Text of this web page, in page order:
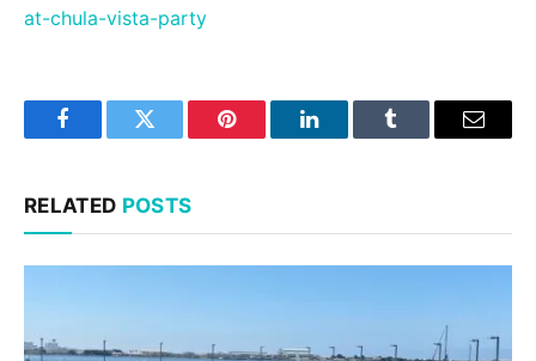
at-chula-vista-party
FacebookTwitter Pinterest LinkedInTumblr Email
RELATED POSTS